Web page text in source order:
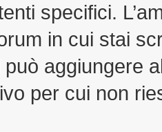
specifici.
in cui stai
aggiungere
per cui non